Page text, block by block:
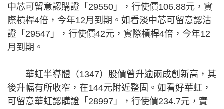
中芯可留意認購證「29550」，行使價106.88元，實
際槓桿4倍，今年12月到期。如看淡中芯可留意認沽
證「29547」，行使價42元，實際槓桿4倍，今年12
月到期。
華虹半導體（1347）股價曾升逾兩成創新高，其
後升幅有所收窄，在144元附近整固。如看好華虹，
可留意華虹認購證「28997」，行使價234.7元，實